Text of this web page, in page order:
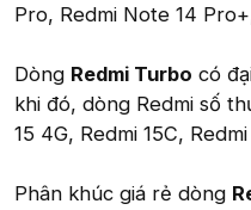
Pro, Redmi Note 14
Dòng Redmi Turbo có
khi đó, dòng Redmi số
15 4G, Redmi 15C,
Phân khúc giá rẻ dòng